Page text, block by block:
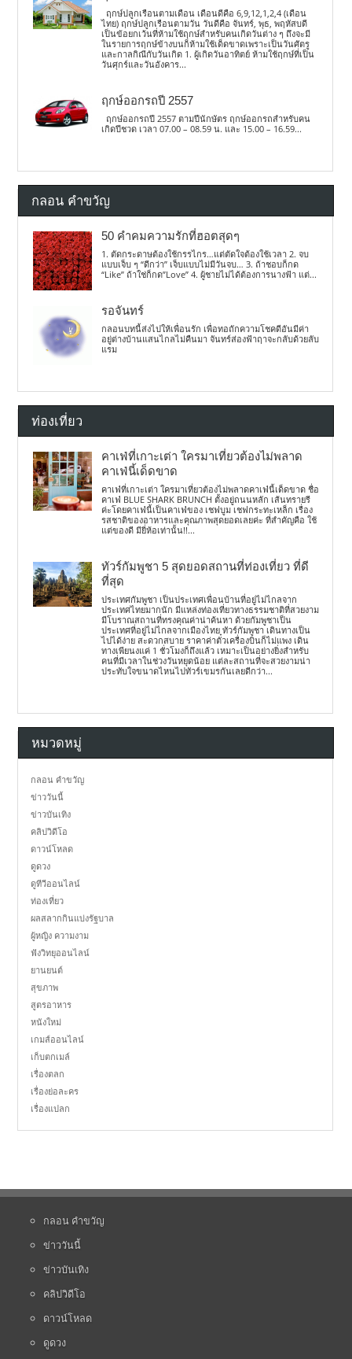
ฤกษ์ปลูกเรือนตามเดือน เดือนดีคือ 6,9,12,1,2,4 (เดือน
ไทย) ฤกษ์ปลูกเรือนตามวัน วันดีคือ จันทร์, พุธ, พฤหัสบดี
เป็นข้อยกเว้นที่ห้ามใช้ฤกษ์สำหรับคนเกิดวันต่าง ๆ ถึงจะมี
ในรายการฤกษ์ข้างบนก็ห้ามใช้เด็ดขาดเพราะเป็นวันศัตรู
และกาลกิณีกับวันเกิด 1. ผู้เกิดวันอาทิตย์ ห้ามใช้ฤกษ์ที่เป็น
วันศุกร์และวันอังคาร...
ฤกษ์ออกรถปี 2557
ฤกษ์ออกรถปี 2557 ตามปีนักษัตร ฤกษ์ออกรถสำหรับคน
เกิดปีชวด เวลา 07.00 – 08.59 น. และ 15.00 – 16.59...
กลอน คำขวัญ
50 คำคมความรักที่ฮอตสุดๆ
1. ตัดกระดาษต้องใช้กรรไกร…แต่ตัดใจต้องใช้เวลา 2. จบ
แบบเจ็บ ๆ “ดีกว่า” เจ็บแบบไม่มีวันจบ… 3. ถ้าชอบก็กด
“Like” ถ้าใช่ก็กด”Love” 4. ผู้ชายไม่ได้ต้องการนางฟ้า แต่...
รอจันทร์
กลอนบทนี้ส่งไปให้เพื่อนรัก เพื่อทอถักความโชคดีอันมีค่า
อยู่ต่างบ้านแสนไกลไม่คืนมา จันทร์ส่องฟ้าฤาจะกลับด้วยลับ
แรม
ท่องเที่ยว
คาเฟ่ที่เกาะเต่า ใครมาเที่ยวต้องไม่พลาด
คาเฟ่นี้เด็ดขาด
คาเฟ่ที่เกาะเต่า ใครมาเที่ยวต้องไม่พลาดคาเฟ่นี้เด็ดขาด ชื่อ
คาเฟ่ BLUE SHARK BRUNCH ตั้งอยู่ถนนหลัก เส้นทรายรี
ค่ะโดยคาเฟ่นี้เป็นคาเฟ่ของ เชฟบูม เชฟกระทะเหล็ก เรื่อง
รสชาติของอาหารและคุณภาพสุดยอดเลยค่ะ ที่สำคัญคือ ใช้
แต่ของดี มียี่ห้อเท่านั้น!!...
ทัวร์กัมพูชา 5 สุดยอดสถานที่ท่องเที่ยว ที่ดี
ที่สุด
ประเทศกัมพูชา เป็นประเทศเพื่อนบ้านที่อยู่ไม่ไกลจาก
ประเทศไทยมากนัก มีแหล่งท่องเที่ยวทางธรรมชาติที่สวยงาม
มีโบราณสถานที่ทรงคุณค่าน่าค้นหา ด้วยกัมพูชาเป็น
ประเทศที่อยู่ไม่ไกลจากเมืองไทย ทัวร์กัมพูชา เดินทางเป็น
ไปได้ง่าย สะดวกสบาย ราคาค่าตั๋วเครื่องบินก็ไม่แพง เดิน
ทางเพียนงแค่ 1 ชั่วโมงก็ถึงแล้ว เหมาะเป็นอย่างยิ่งสำหรับ
คนที่มีเวลาในช่วงวันหยุดน้อย แต่ละสถานที่จะสวยงามน่า
ประทับใจขนาดไหนไปทัวร์เขมรกันเลยดีกว่า...
หมวดหมู่
กลอน คำขวัญ
ข่าววันนี้
ข่าวบันเทิง
คลิปวิดีโอ
ดาวน์โหลด
ดูดวง
ดูทีวีออนไลน์
ท่องเที่ยว
ผลสลากกินแบ่งรัฐบาล
ผู้หญิง ความงาม
ฟังวิทยุออนไลน์
ยานยนต์
สุขภาพ
สูตรอาหาร
หนังใหม่
เกมส์ออนไลน์
เก็บตกเมล์
เรื่องตลก
เรื่องย่อละคร
เรื่องแปลก
กลอน คำขวัญ
ข่าววันนี้
ข่าวบันเทิง
คลิปวิดีโอ
ดาวน์โหลด
ดูดวง